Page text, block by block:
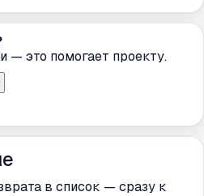
— это помогает проекту.
в список — сразу к